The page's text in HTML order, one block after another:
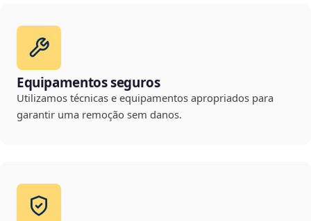
Equipamentos seguros
Utilizamos técnicas e equipamentos apropriados para
garantir uma remoção sem danos.